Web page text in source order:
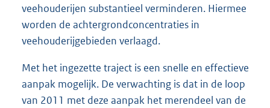
veehouderijen substantieel verminderen. Hiermee
worden de achtergrondconcentraties in
veehouderijgebieden verlaagd.
Met het ingezette traject is een snelle en effectieve
aanpak mogelijk. De verwachting is dat in de loop
van 2011 met deze aanpak het merendeel van de